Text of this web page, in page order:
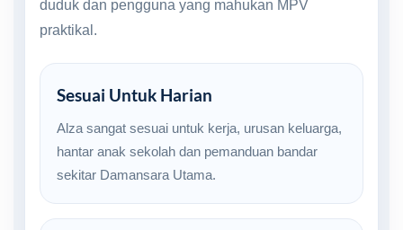
duduk dan pengguna yang mahukan MPV
praktikal.
Sesuai Untuk Harian
Alza sangat sesuai untuk kerja, urusan keluarga,
hantar anak sekolah dan pemanduan bandar
sekitar Damansara Utama.